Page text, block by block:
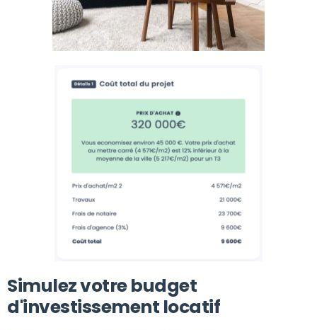
Simulez votre budget
d'investissement locatif